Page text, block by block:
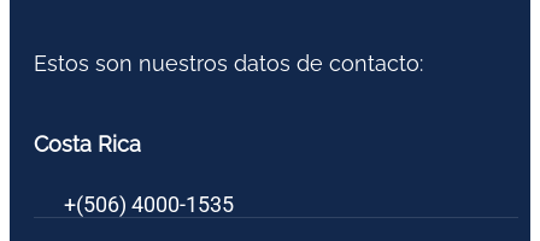
Estos son nuestros datos de contacto:
Costa Rica
+(506) 4000-1535